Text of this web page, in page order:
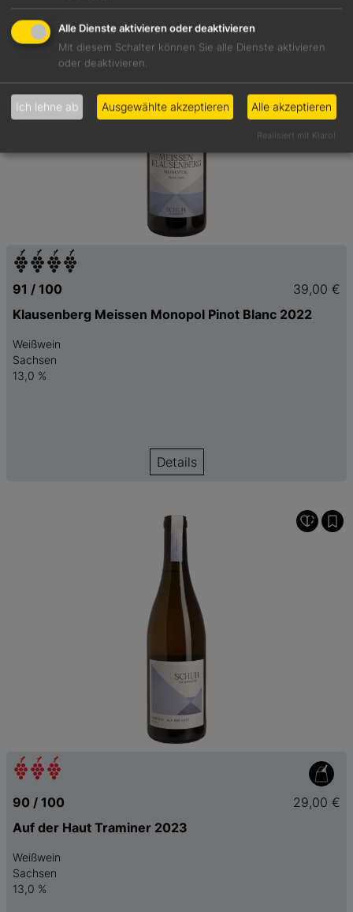
91 / 100
39,00 €
Klausenberg Meissen Monopol Pinot Blanc 2022
Weißwein
Sachsen
13,0 %
Details
90 / 100
29,00 €
Auf der Haut Traminer 2023
Weißwein
Sachsen
13,0 %
Alle Dienste aktivieren oder deaktivieren
Mit diesem Schalter können Sie alle Dienste aktivieren
oder deaktivieren.
Ich lehne ab Ausgewählte akzeptieren Alle akzeptieren
Realisiert mit Klaro!